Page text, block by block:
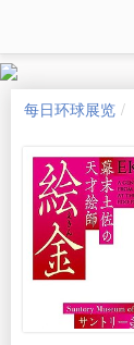
每日环球展览